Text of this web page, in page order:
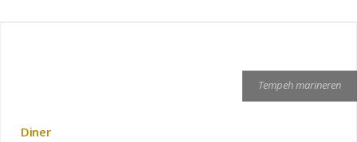
Tempeh marineren
Diner